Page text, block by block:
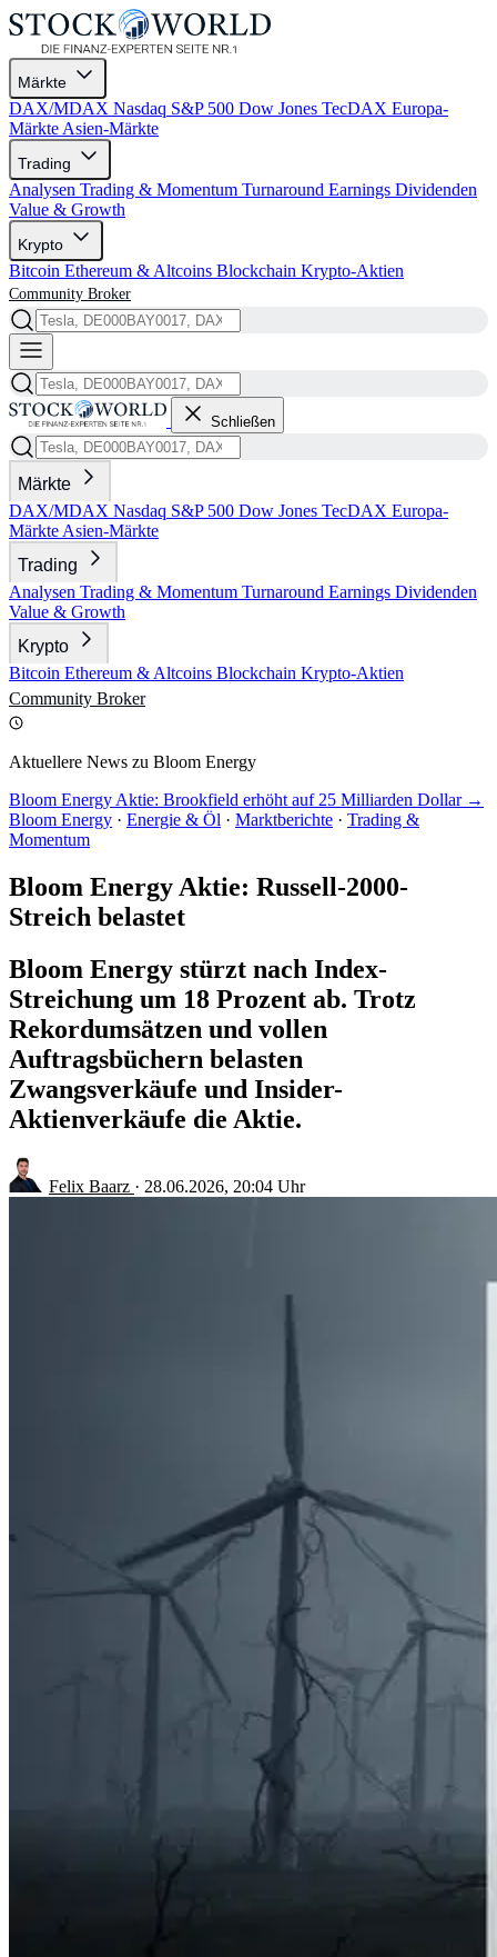
Märkte
DAX/MDAX Nasdaq S&P 500 Dow Jones TecDAX Europa-
Märkte Asien-Märkte
Trading
Analysen Trading & Momentum Turnaround Earnings Dividenden
Value & Growth
Krypto
Bitcoin Ethereum & Altcoins Blockchain Krypto-Aktien
Community Broker
Schließen
Märkte
DAX/MDAX Nasdaq S&P 500 Dow Jones TecDAX Europa-
Märkte Asien-Märkte
Trading
Analysen Trading & Momentum Turnaround Earnings Dividenden
Value & Growth
Krypto
Bitcoin Ethereum & Altcoins Blockchain Krypto-Aktien
Community Broker
Aktuellere News zu Bloom Energy
Bloom Energy Aktie: Brookfield erhöht auf 25 Milliarden Dollar →
Bloom Energy · Energie & Öl · Marktberichte · Trading &
Momentum
Bloom Energy Aktie: Russell-2000-
Streich belastet
Bloom Energy stürzt nach Index-
Streichung um 18 Prozent ab. Trotz
Rekordumsätzen und vollen
Auftragsbüchern belasten
Zwangsverkäufe und Insider-
Aktienverkäufe die Aktie.
Felix Baarz · 28.06.2026, 20:04 Uhr